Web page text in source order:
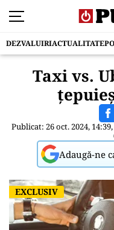
DEZVALUIRIACTUALITATE
Taxi vs.
Publicat: 26 oct. 2024,
Adaugă-ne
EXCLUSIV